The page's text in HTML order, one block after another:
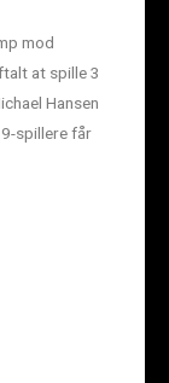
mod
at spille 3
Hansen
spillere får